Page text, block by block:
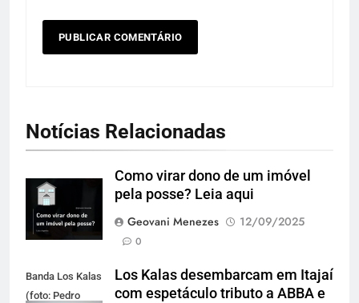
Notícias Relacionadas
Como virar dono de um imóvel
pela posse? Leia aqui
Geovani Menezes
12/09/2025
0
Banda Los Kalas
(foto: Pedro
Los Kalas desembarcam em Itajaí
com espetáculo tributo a ABBA e